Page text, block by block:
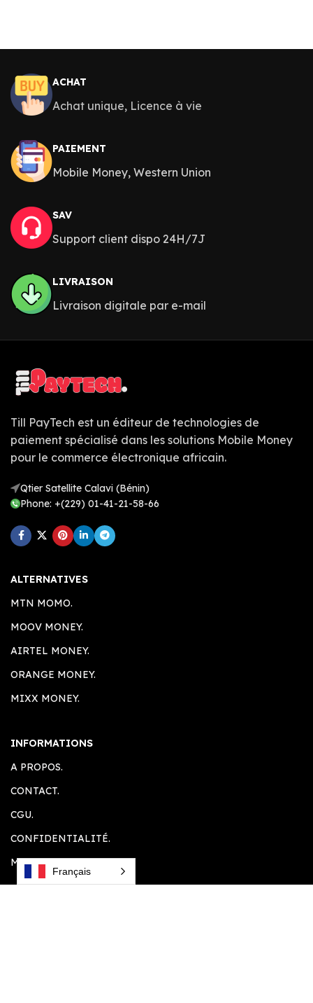
ACHAT
Achat unique, Licence à vie
PAIEMENT
Mobile Money, Western Union
SAV
Support client dispo 24H/7J
LIVRAISON
Livraison digitale par e-mail
Till PayTech est un éditeur de technologies de
paiement spécialisé dans les solutions Mobile Money
pour le commerce électronique africain.
Qtier Satellite Calavi (Bénin)
Phone: +(229) 01-41-21-58-66
ALTERNATIVES
MTN MOMO.
MOOV MONEY.
AIRTEL MONEY.
ORANGE MONEY.
MIXX MONEY.
INFORMATIONS
A PROPOS.
CONTACT.
CGU.
CONFIDENTIALITÉ.
MENTION LEGALE.
Français